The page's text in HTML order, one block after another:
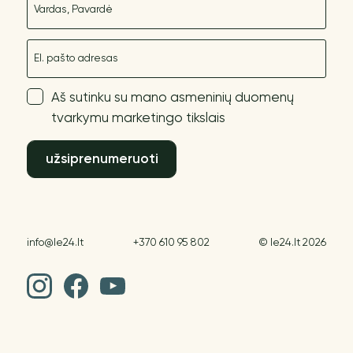
Aš sutinku su mano asmeninių duomenų
tvarkymu marketingo tikslais
užsiprenumeruoti
info@le24.lt +370 610 95 802 © le24.lt 2026